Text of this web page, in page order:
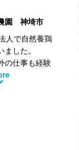
園 神埼市
人で自然養鶏
した。
の仕事も経験
に佐賀県の山